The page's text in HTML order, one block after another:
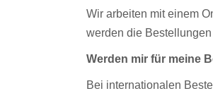
Wir arbeiten mit einem
werden die
Werden mir für meine
Bei internationalen